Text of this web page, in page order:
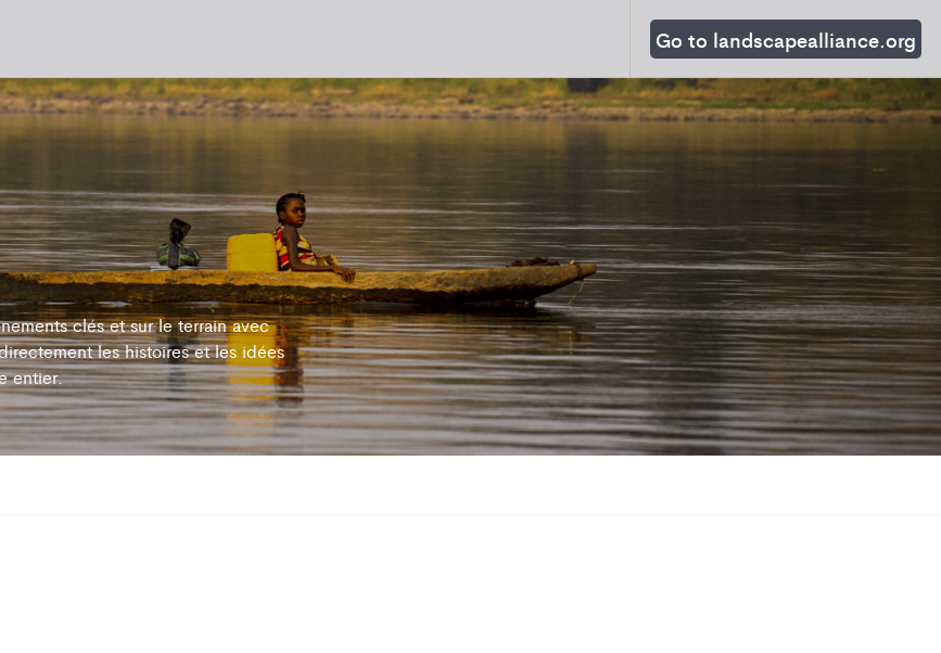
Go to landscapealliance.org
clés et sur le terrain avec
les histoires et les idées
entier.